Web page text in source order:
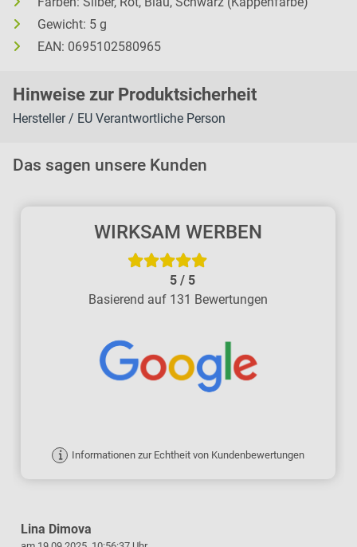
Gewicht: 5 g
EAN: 0695102580965
Hinweise zur Produktsicherheit
Hersteller / EU Verantwortliche Person
Das sagen unsere Kunden
WIRKSAM WERBEN
5/ 5
Basierend auf 131 Bewertungen
Informationen zur Echtheit von Kundenbewertungen
Lina Dimova